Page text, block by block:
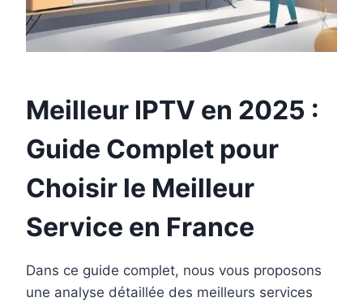
Meilleur IPTV en 2025 :
Guide Complet pour
Choisir le Meilleur
Service en France
Dans ce guide complet, nous vous proposons
une analyse détaillée des meilleurs services